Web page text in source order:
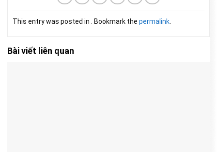
This entry was posted in . Bookmark the permalink
Bài viết liên quan